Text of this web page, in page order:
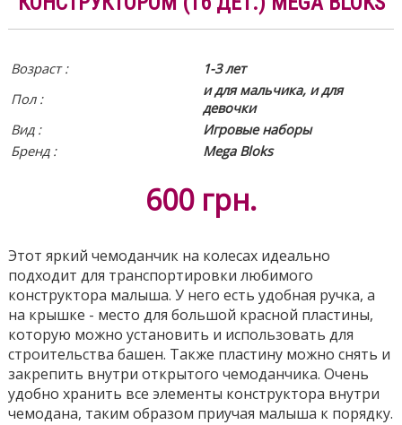
Возраст :
1-3 лет
Пол :
и для мальчика, и для
девочки
Вид :
Игровые наборы
Бренд :
Mega Bloks
600 грн.
Этот яркий чемоданчик на колесах идеально
подходит для транспортировки любимого
конструктора малыша. У него есть удобная ручка, а
на крышке - место для большой красной пластины,
которую можно установить и использовать для
строительства башен. Также пластину можно снять и
закрепить внутри открытого чемоданчика. Очень
удобно хранить все элементы конструктора внутри
чемодана, таким образом приучая малыша к порядку.